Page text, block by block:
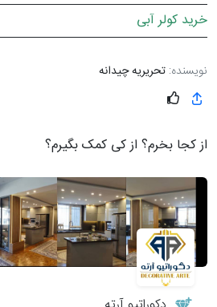
خرید کولر آبی
نویسنده: تحریریه چیدانه
از کجا بخرم؟ از کی کمک بگیرم؟